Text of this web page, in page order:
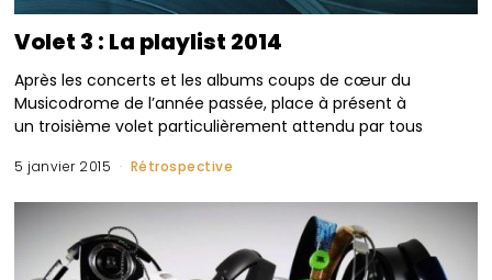
Volet 3 : La playlist 2014
Après les concerts et les albums coups de cœur du
Musicodrome de l’année passée, place à présent à
un troisième volet particulièrement attendu par tous
5 janvier 2015 Rétrospective